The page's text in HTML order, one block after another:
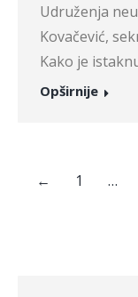
Udruženja
Kovačević,
Kako je
Opširnije
← 1 …